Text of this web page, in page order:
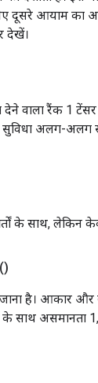
दूसरे आयाम
देखें।
वाला रैंक 1
अलग-अलग
के साथ, लेकिन
()
जाना है। आकार
के साथ असमानता